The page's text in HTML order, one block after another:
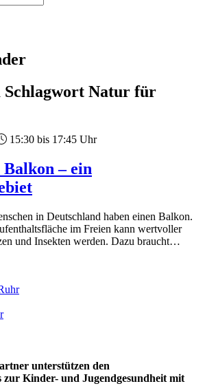
Schlagwort Natur für
15:30 bis 17:45 Uhr
– ein
in Deutschland haben einen Balkon.
im Freien kann wertvoller
und Insekten werden. Dazu braucht…
unterstützen den
zur Kinder- und Jugendgesundheit mit